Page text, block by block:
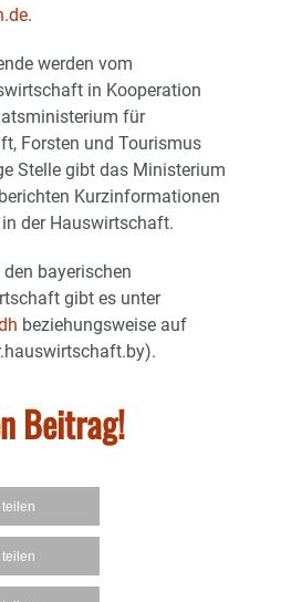
.
werden vom
in Kooperation
für
Forsten und Tourismus
Stelle gibt das Ministerium
Kurzinformationen
der Hauswirtschaft.
bayerischen
gibt es unter
beziehungsweise auf
Beitrag!
teilen
teilen